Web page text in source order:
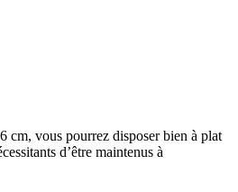
cm, vous pourrez disposerbien à plat
d’être maintenus à